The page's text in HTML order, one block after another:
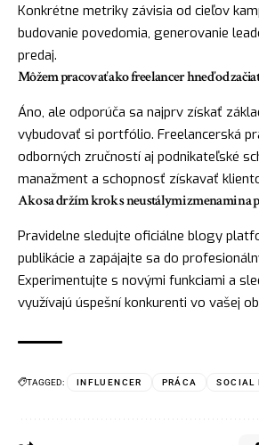
Konkrétne metriky závisia od cieľov
budovanie povedomia, generovanie
predaj.
Môžem pracovať ako freelancer hneď od
Áno, ale odporúča sa najprv získať
vybudovať si portfólio. Freelancerská
odborných zručností aj podnikateľské
manažment a schopnosť získavať
Ako sa držím krok s neustálymi zmenami na
Pravidelne sledujte oficiálne blogy
publikácie a zapájajte sa do
Experimentujte s novými funkciami a
využívajú úspešní konkurenti vo vašej
TAGGED: INFLUENCER PRÁCA SOCIAL